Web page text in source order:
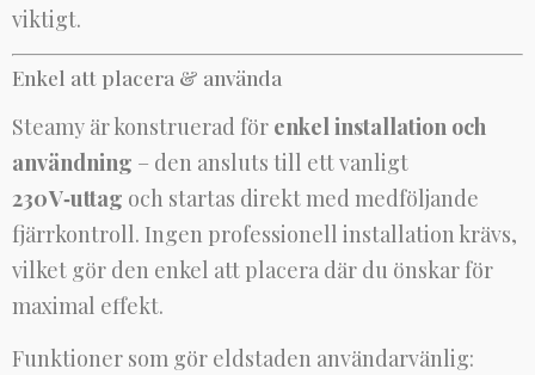
viktigt.
Enkel att placera & använda
Steamy är konstruerad för enkel installation och
användning – den ansluts till ett vanligt
230 V‑uttag och startas direkt med medföljande
fjärrkontroll. Ingen professionell installation krävs,
vilket gör den enkel att placera där du önskar för
maximal effekt.
Funktioner som gör eldstaden användarvänlig: